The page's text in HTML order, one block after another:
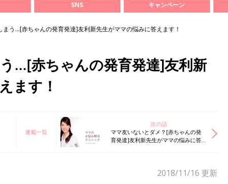
SNS キャンペーン
まう…[赤ちゃんの発育発達]友利新先生がママの悩みに答えます！
…[赤ちゃんの発育発達]友利新
ます！
連載一覧
次の話
ママ友いないとダメ？[赤ちゃんの発
育発達]友利新先生がママの悩みに答
2018/11/16 更新